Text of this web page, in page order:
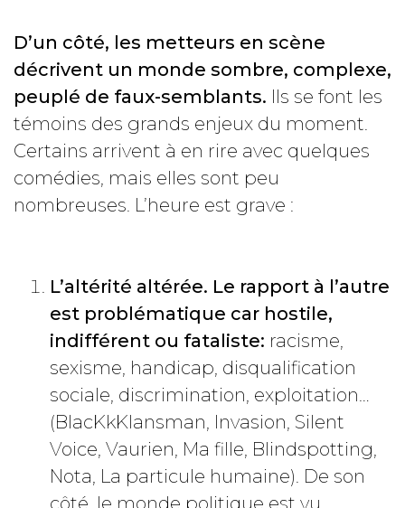
D’un côté, les metteurs en scène
décrivent un monde sombre, complexe,
peuplé de faux-semblants. Ils se font les
témoins des grands enjeux du moment.
Certains arrivent à en rire avec quelques
comédies, mais elles sont peu
nombreuses. L’heure est grave :
L’altérité altérée. Le rapport à l’autre
est problématique car hostile,
indifférent ou fataliste: racisme,
sexisme, handicap, disqualification
sociale, discrimination, exploitation…
(BlacKkKlansman, Invasion, Silent
Voice, Vaurien, Ma fille, Blindspotting,
Nota, La particule humaine). De son